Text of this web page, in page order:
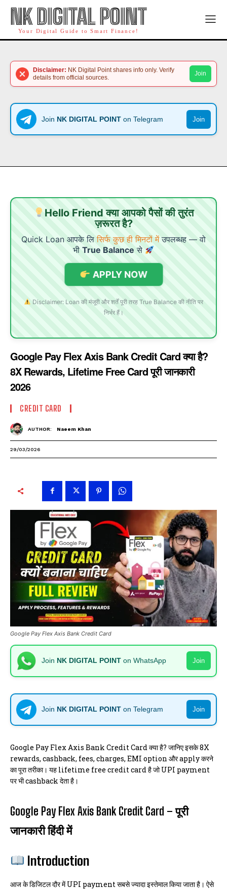
NK DIGITAL POINT
Your Digital Guide to Smart Finance!
Disclaimer: NK Digital Point shares info only. Verify
details from official sources.
Join
Join NK DIGITAL POINT on Telegram Join
Hello Friend क्या आपको पैसों की तुरंत
ज़रूरत है?
Quick Loan आपके लिसिर्फ कुछ ही मिनटों मेंउपलब्धह — वो
भी True Balance से
APPLY NOW
Disclaimer: Loan की मंजूरी और शर्तें पूरी तरह True Balance की नीति पर
निर्भर हैं।
Google Pay Flex Axis Bank Credit Card क्या है?
8X Rewards, Lifetime Free Card पूरी जानकारी
2026
CREDIT CARD
AUTHOR: Naeem Khan
29/03/2026
Google Pay Flex Axis Bank Credit Card
Join NK DIGITAL POINT on WhatsApp Join
Join NK DIGITAL POINT on Telegram Join
Google Pay Flex Axis Bank Credit Card क्या है? जानिए इसके 8X
rewards, cashback, fees, charges, EMI option और apply करने
का पूरा तरीका। यह lifetime free credit card है जो UPI payment
पर भी cashback देता है।
Google Pay Flex Axis Bank Credit Card – पूरी
जानकारी हिंदी में
Introduction
आज के डिजिटल दौर में UPI payment सबसे ज्यादा इस्तेमाल किया जाता है। ऐसे